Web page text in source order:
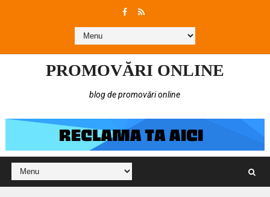
PROMOVĂRI ONLINE
blog de promovări online